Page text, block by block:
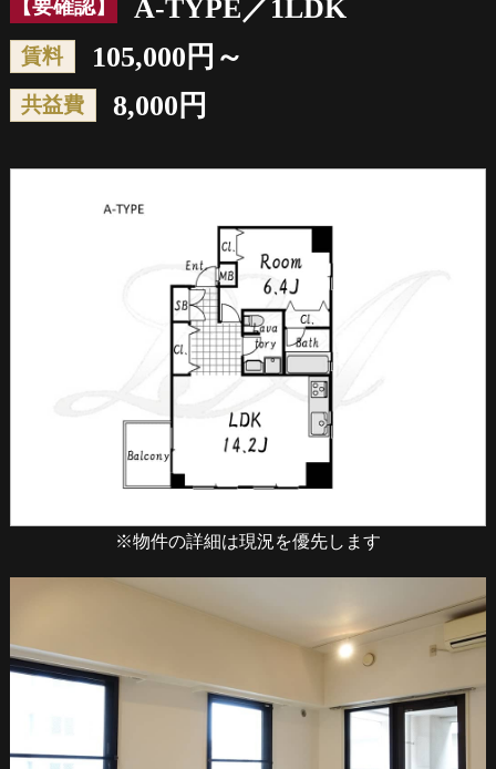
【要確認】 A-TYPE／1LDK
賃料 105,000円～
共益費 8,000円
※物件の詳細は現況を優先します